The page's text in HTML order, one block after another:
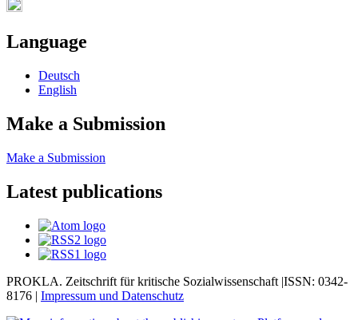
Language
Deutsch
English
Make a Submission
Make a Submission
Latest publications
PROKLA. Zeitschrift für kritische Sozialwissenschaft |ISSN: 0342-
8176 | Impressum und Datenschutz